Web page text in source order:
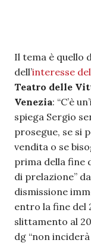
Il tema è quello
dell’interesse
Teatro delle
Venezia: “C’è
spiega Sergio
prosegue, se si
vendita o se
prima della fine
di prelazione”
dismissione
entro la fine del
slittamento al
dg “non